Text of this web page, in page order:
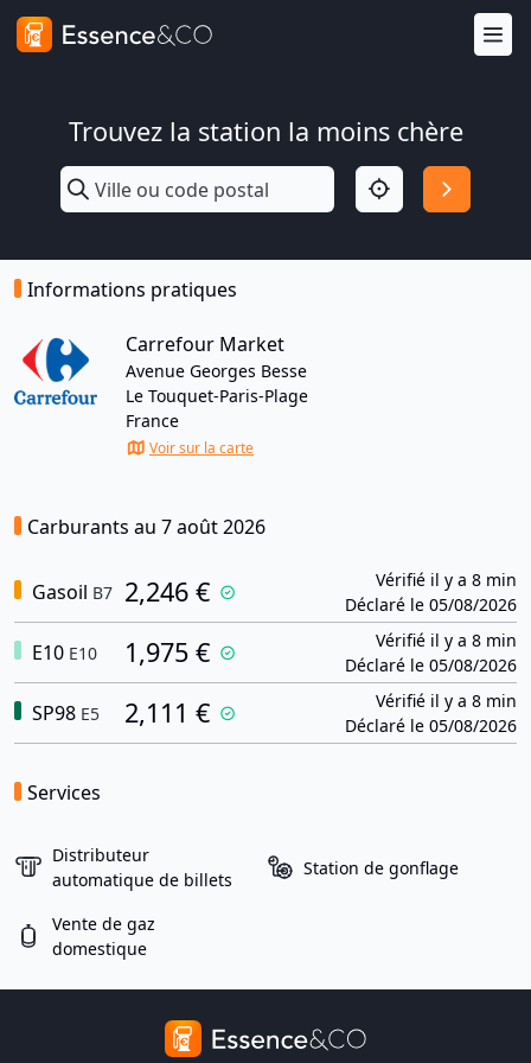
Trouvez la station la moins chère
Informations pratiques
Carrefour Market
Avenue Georges Besse
Le Touquet-Paris-Plage
France
Voir sur la carte
Carburants au 7 août 2026
Gasoil B7 2,246 €
Vérifié il y a 8 min
Déclaré le 05/08/2026
E10 E10 1,975 €
Vérifié il y a 8 min
Déclaré le 05/08/2026
SP98 E5 2,111 €
Vérifié il y a 8 min
Déclaré le 05/08/2026
Services
Distributeur
automatique de billets
Station de gonflage
Vente de gaz
domestique